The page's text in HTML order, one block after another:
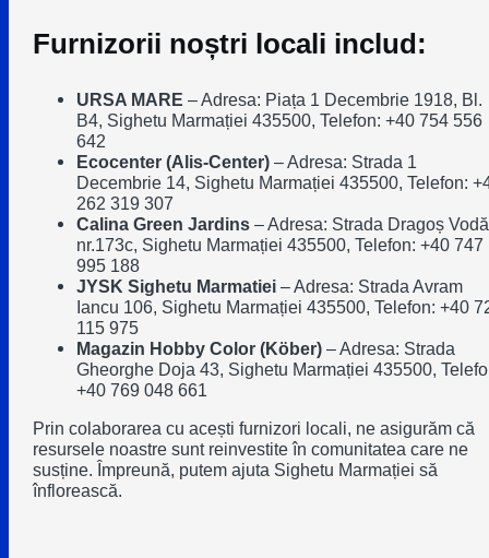
Furnizorii noștri locali includ:
URSA MARE –Adresa: Piața 1 Decembrie 1918, Bl.
B4, Sighetu Marmației 435500, Telefon: +40 754 556
642
Ecocenter (Alis-Center)–Adresa: Strada 1
Decembrie 14, Sighetu Marmației 435500, Telefon:
262 319 307
Calina Green Jardins–Adresa: Strada Dragoș Vodă
nr.173c, Sighetu Marmației 435500, Telefon: +40 747
995 188
JYSK Sighetu Marmatiei–Adresa: Strada Avram
Iancu 106, Sighetu Marmației 435500, Telefon: +40
115 975
Magazin Hobby Color (Köber)–Adresa: Strada
Gheorghe Doja 43, Sighetu Marmației 435500,
+40 769 048 661
Prin colaborarea cu acești furnizori locali, ne asigurăm că
resursele noastre sunt reinvestite în comunitatea care ne
susține. Împreună, putem ajuta Sighetu Marmației să
înflorească.